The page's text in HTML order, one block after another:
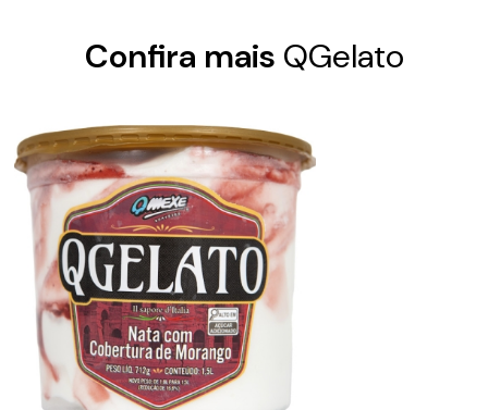
Confira mais QGelato